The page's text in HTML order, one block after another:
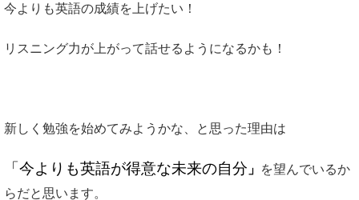
今よりも英語の成績を上げたい！
リスニング力が上がって話せるようになるかも！
新しく勉強を始めてみようかな、と思った理由は
「今よりも英語が得意な未来の自分 」 を望んでいるか
らだと思います。